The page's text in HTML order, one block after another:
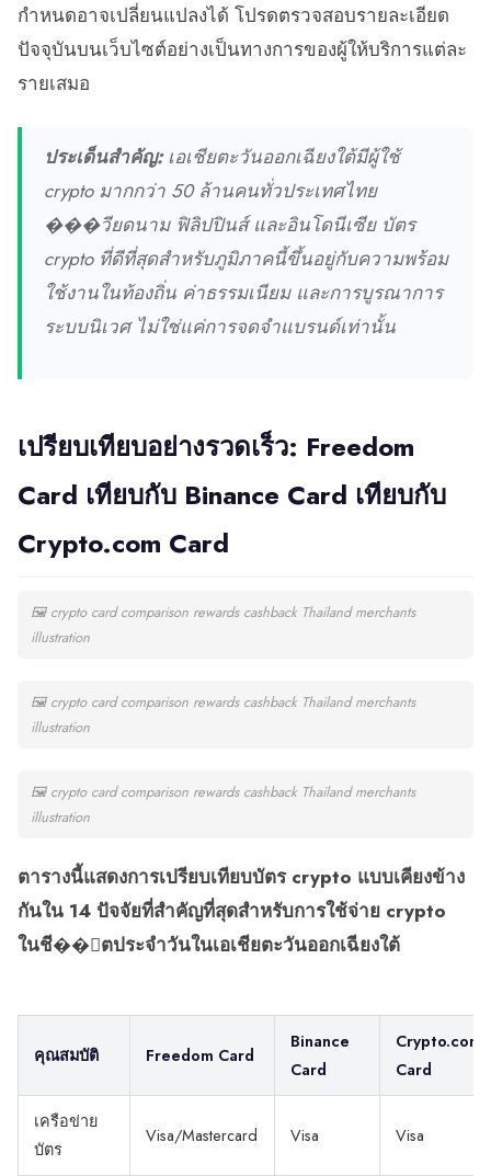
กำหนดอาจเปลี่ยนแปลงได้ โปรดตรวจสอบรายละเอียด
ปัจจุบันบนเว็บไซต์อย่างเป็นทางการของผู้ให้บริการแต่ละ
รายเสมอ
ประเด็นสำคัญ:เอเชียตะวันออกเฉียงใต้มีผู้ใช้
crypto มากกว่า 50 ล้านคนทั่วประเทศไทย
���วียดนาม ฟิลิปปินส์ และอินโดนีเซีย บัตร
crypto ที่ดีที่สุดสำหรับภูมิภาคนี้ขึ้นอยู่กับความพร้อม
ใช้งานในท้องถิ่น ค่าธรรมเนียม และการบูรณาการ
ระบบนิเวศ ไม่ใช่แค่การจดจำแบรนด์เท่านั้น
เปรียบเทียบอย่างรวดเร็ว: Freedom
Card เทียบกับ Binance Card เทียบกับ
Crypto.com Card
🖼 crypto card comparison rewards cashback Thailand merchants
illustration
🖼 crypto card comparison rewards cashback Thailand merchants
illustration
🖼 crypto card comparison rewards cashback Thailand merchants
illustration
ตารางนี้แสดงการเปรียบเทียบบัตร crypto แบบเคียงข้าง
กันใน 14 ปัจจัยที่สำคัญที่สุดสำหรับการใช้จ่าย crypto
ในชี��ิตประจำวันในเอเชียตะวันออกเฉียงใต้
คุณสมบัติ Freedom Card
Binance
Card
Crypto.com
Card
เครือข่าย
บัตร
Visa/Mastercard Visa Visa